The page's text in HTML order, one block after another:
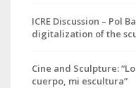
ICRE Discussion – Pol
digitalization of the
Cine and Sculpture:
cuerpo, mi escultura”